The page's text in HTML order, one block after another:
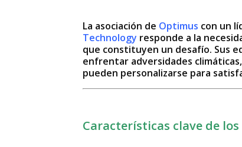
La asociación de Optimus con un
Technology responde a la
que constituyen un desafío. Sus
enfrentar adversidades
pueden personalizarse para
Características clave de